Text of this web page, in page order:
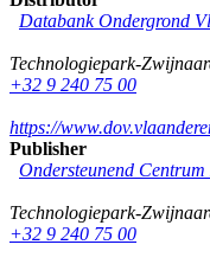
Databank Ondergrond
Technologiepark-
+32 9 240 75 00
https://
Publisher
Ondersteunend
Technologiepark-
+32 9 240 75 00